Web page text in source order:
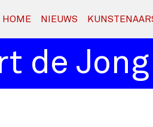
HOME NIEUWS
Jong